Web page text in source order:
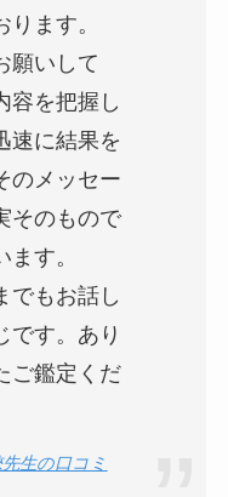
ます。
願いして
容を把握し
速に結果を
のメッセー
そのもので
す。
でもお話し
です。あり
ご鑑定くだ
生の口コミ